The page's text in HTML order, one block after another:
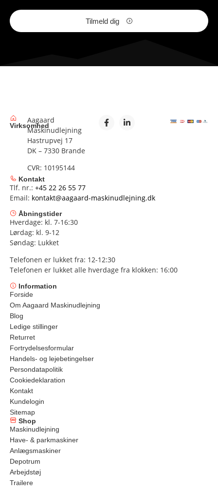
Tilmeld dig
Virksomhed
Aagaard
Maskinudlejning
Hastrupvej 17
DK – 7330 Brande
CVR: 10195144
Kontakt
Tlf. nr.: +45 22 26 55 77
Email: kontakt@aagaard-maskinudlejning.dk
Åbningstider
Hverdage: kl. 7-16:30
Lørdag: kl. 9-12
Søndag: Lukket
Telefonen er lukket fra: 12-12:30
Telefonen er lukket alle hverdage fra klokken: 16:00
Information
Forside
Om Aagaard Maskinudlejning
Blog
Ledige stillinger
Returret
Fortrydelsesformular
Handels- og lejebetingelser
Persondatapolitik
Cookiedeklaration
Kontakt
Kundelogin
Sitemap
Shop
Maskinudlejning
Have- & parkmaskiner
Anlægsmaskiner
Depotrum
Arbejdstøj
Trailere